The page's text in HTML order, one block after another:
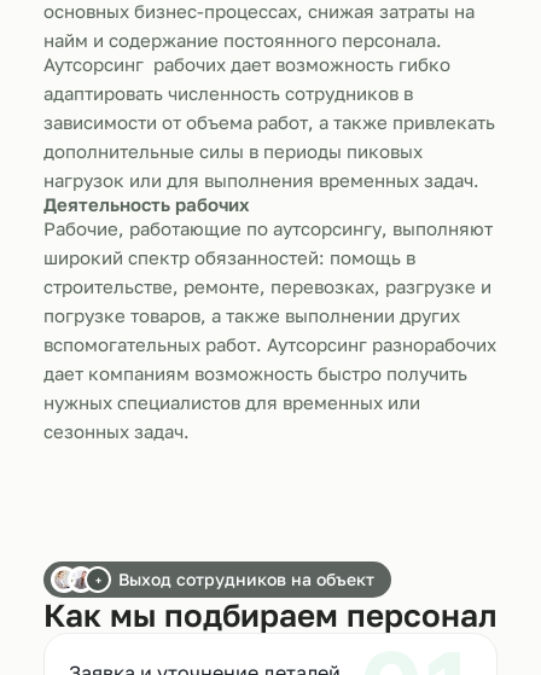
основных бизнес-процессах, снижая затраты на
найм и содержание постоянного персонала.
Аутсорсинг рабочих дает возможность гибко
адаптировать численность сотрудников в
зависимости от объема работ, а также привлекать
дополнительные силы в периоды пиковых
нагрузок или для выполнения временных задач.
Деятельность рабочих
Рабочие, работающие по аутсорсингу, выполняют
широкий спектр обязанностей: помощь в
строительстве, ремонте, перевозках, разгрузке и
погрузке товаров, а также выполнении других
вспомогательных работ. Аутсорсинг разнорабочих
дает компаниям возможность быстро получить
нужных специалистов для временных или
сезонных задач.
+ Выход сотрудников на объект
Как мы подбираем персонал